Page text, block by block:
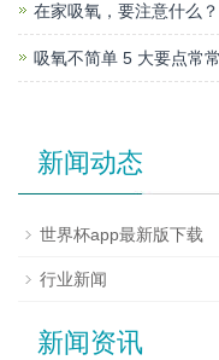
在家吸氧，要注意什么？
吸氧不简单 5 大要点常
新闻动态
世界杯app最新版下载
行业新闻
新闻资讯